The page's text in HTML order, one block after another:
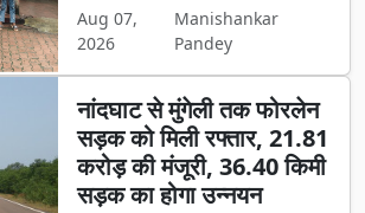
Aug 07,
2026
Manishankar
Pandey
नांदघाट से मुंगेली तक फोरलेन
सड़क को मिली रफ्तार, 21.81
करोड़ की मंजूरी, 36.40 किमी
सड़क का होगा उन्नयन